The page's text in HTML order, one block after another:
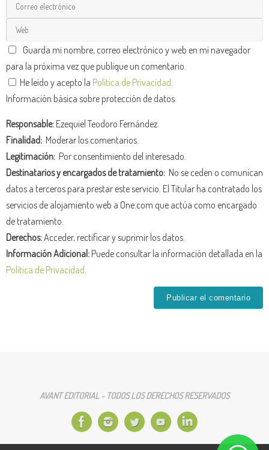
Guarda mi nombre, correo electrónico y web en mi navegador
para la próxima vez que publique un comentario.
He leído y acepto la Política de Privacidad
Información básica sobre protección de datos
Responsable:Ezequiel Teodoro Fernández.
Finalidad: Moderar los comentarios.
Legitimación: Por consentimiento del interesado.
Destinatarios y encargados de tratamiento: No se ceden o comunican
datos a terceros para prestar este servicio. El Titular ha contratado los
servicios de alojamiento web a One.com que actúa como encargado
de tratamiento.
Derechos:Acceder, rectificar y suprimir los datos.
Información Adicional:Puede consultar la información detallada en la
Política de Privacidad
AVANT EDITORIAL - TODOS LOS DERECHOS RESERVADOS